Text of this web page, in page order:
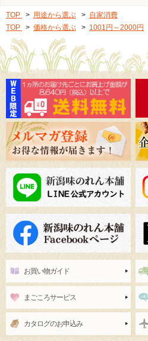
TOP > 用途から選ぶ > 自家消費
TOP
> 価格から選ぶ > 1001円～2000円
お買い物ガイド
まごころサービス
カタログのお申込み